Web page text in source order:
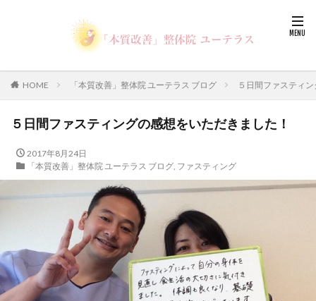
HOME 「本質改善」整体院 ユーテラス ブログ ５日間ファスティ
５日間ファスティングの感想をいただきました！
2017年8月24日
「本質改善」整体院 ユーテラス ブログ, ファスティング